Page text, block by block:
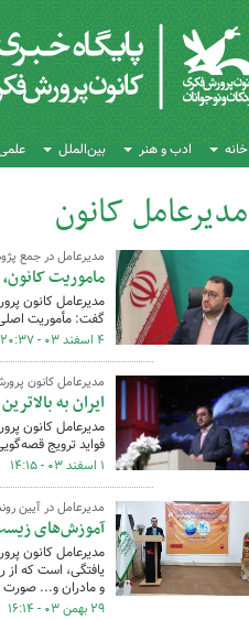
خانه ادب و هنر بین‌الملل
مدیرعامل کانون
کل اخبار:931 مدیرعامل در جمع
ماموریت
مدیرعامل کانون
گفت: مأموریت اصلی
۴ اسفند ۰۳ - ۲۰:۳۷
مدیرعامل کانون
ایران به
مدیرعامل کانون
فواید ترویج
۱ اسفند ۰۳ - ۱۴:۱۵
مدیرعامل در آیین
آموزش‌های
مدیرعامل کانون
یافتگی، است که
و مادران و... صورت
۲۹ بهمن ۰۳ - ۱۶:۱۴